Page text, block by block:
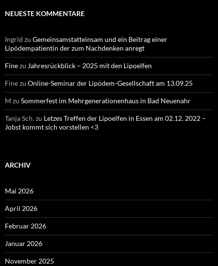
NEUESTE KOMMENTARE
Ingrid zu Gemeinsamstatteinsam und ein Beitrag einer
Lipödempatientin der zum Nachdenken anregt
Finezu Jahresrückblick – 2025 mit den Lipoelfen
Finezu Online-Seminar der Lipödem-Gesellschaft am 13.09.25
M zu Sommerfest im Mehrgenerationenhaus in Bad Neuenahr
Tanja Sch.zu Letzes Treffen der Lipoelfen in Essen am 02.12. 2022 –
Jobst kommt sich vorstellen <3
ARCHIV
Mai 2026
April 2026
Februar 2026
Januar 2026
November 2025